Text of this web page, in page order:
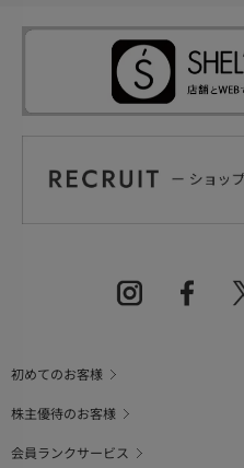
初めてのお客様
株主優待のお客様
会員ランクサービス